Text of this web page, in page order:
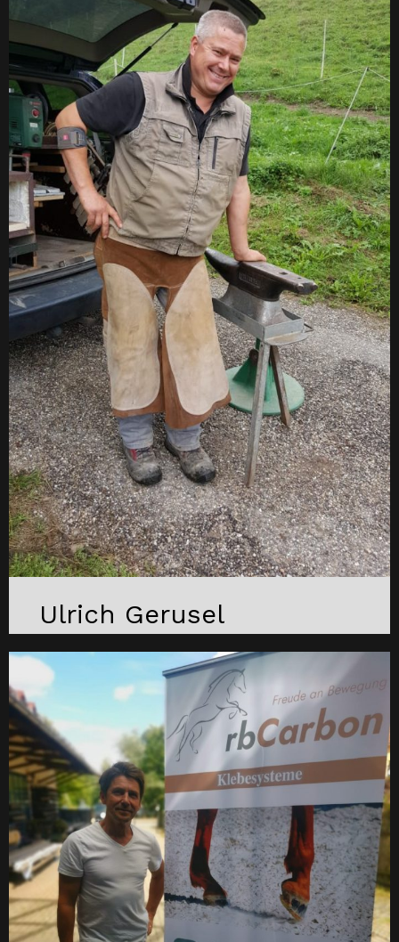
Ulrich Gerusel